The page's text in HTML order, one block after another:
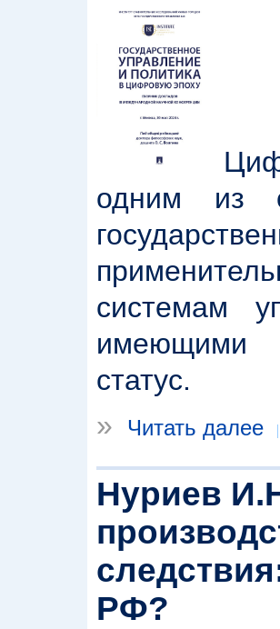
одним из
системам
имеющими
статус.
»
Читать далее
Нуриев
РФ?